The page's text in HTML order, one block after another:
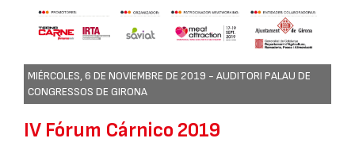
MIÉRCOLES, 6 DE NOVIEMBRE DE 2019 - AUDITORI PALAU DE
CONGRESSOS DE GIRONA
IV Fórum Cárnico 2019